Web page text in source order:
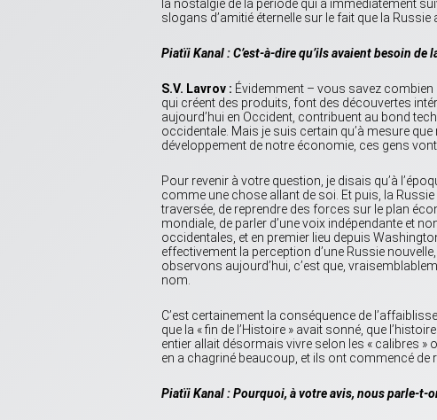
la nostalgie de la période qui a immédiatement
slogans d’amitié éternelle sur le fait que la
Piatïi Kanal : C’est-à-dire qu’ils avaient besoin
S.V. Lavrov : Évidemment – vous savez
qui créent des produits, font des découvertes
aujourd’hui en Occident, contribuent au bond
occidentale. Mais je suis certain qu’à mesure
développement de notre économie, ces gens
Pour revenir à votre question, je disais qu’à
comme une chose allant de soi. Et puis, la
traversée, de reprendre des forces sur le plan
mondiale, de parler d’une voix indépendante et
occidentales, et en premier lieu depuis
effectivement la perception d’une Russie
observons aujourd’hui, c’est que,
nom.
C’est certainement la conséquence de
que la « fin de l’Histoire » avait sonné, que
entier allait désormais vivre selon les « calibres
en a chagriné beaucoup, et ils ont commencé de
Piatïi Kanal : Pourquoi, à votre avis, nous parle-t-